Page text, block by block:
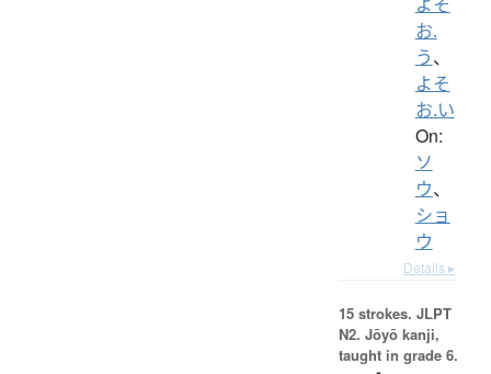
お.
う、
よそ
お.い
On:
ソ
ウ、
ショ
ウ
Details ▸
15 strokes. JLPT
N2. Jōyō kanji,
taught in grade 6.